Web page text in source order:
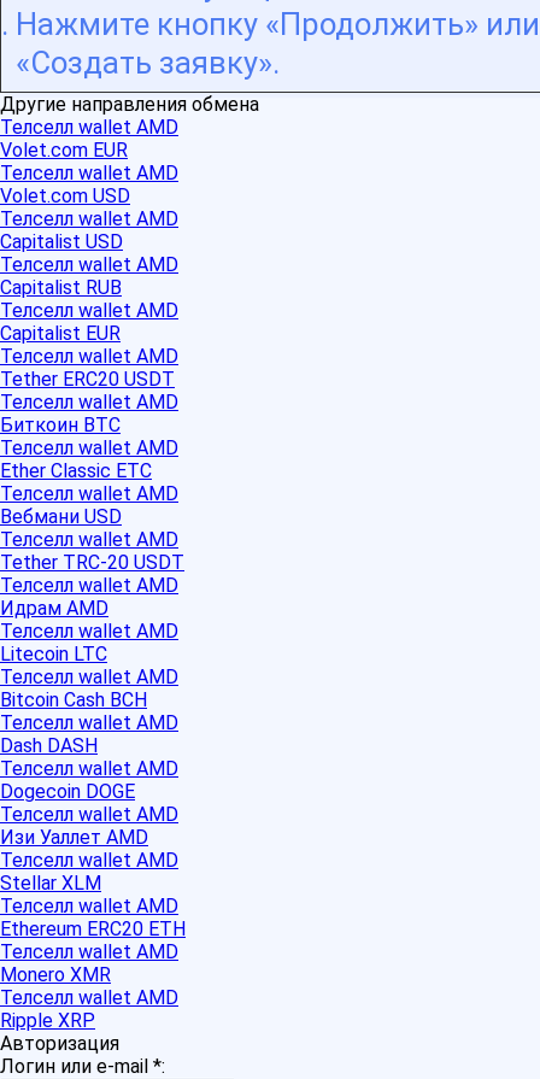
Нажмите кнопку «Продолжить» или
«Создать заявку».
Другие направления обмена
Телселл wallet AMD
Volet.com EUR
Телселл wallet AMD
Volet.com USD
Телселл wallet AMD
Capitalist USD
Телселл wallet AMD
Capitalist RUB
Телселл wallet AMD
Capitalist EUR
Телселл wallet AMD
Tether ERC20 USDT
Телселл wallet AMD
Биткоин BTC
Телселл wallet AMD
Ether Classic ETC
Телселл wallet AMD
Вебмани USD
Телселл wallet AMD
Tether TRC-20 USDT
Телселл wallet AMD
Идрам AMD
Телселл wallet AMD
Litecoin LTC
Телселл wallet AMD
Bitcoin Cash BCH
Телселл wallet AMD
Dash DASH
Телселл wallet AMD
Dogecoin DOGE
Телселл wallet AMD
Изи Уаллет AMD
Телселл wallet AMD
Stellar XLM
Телселл wallet AMD
Ethereum ERC20 ETH
Телселл wallet AMD
Monero XMR
Телселл wallet AMD
Ripple XRP
Авторизация
Логин или e-mail *: